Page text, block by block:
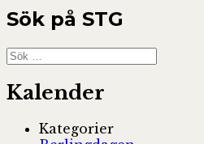
Sök på STG
Sök
efter:
Kalender
Kategorier